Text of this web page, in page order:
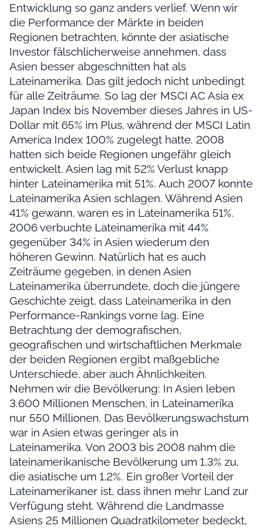
Entwicklung so ganz anders verlief. Wenn wir
die Performance der Märkte in beiden
Regionen betrachten, könnte der asiatische
Investor fälschlicherweise annehmen, dass
Asien besser abgeschnitten hat als
Lateinamerika. Das gilt jedoch nicht unbedingt
für alle Zeiträume. So lag der MSCI AC Asia ex
Japan Index bis November dieses Jahres in US-
Dollar mit 65% im Plus, während der MSCI Latin
America Index 100% zugelegt hatte. 2008
hatten sich beide Regionen ungefähr gleich
entwickelt. Asien lag mit 52% Verlust knapp
hinter Lateinamerika mit 51%. Auch 2007 konnte
Lateinamerika Asien schlagen. Während Asien
41% gewann, waren es in Lateinamerika 51%.
2006 verbuchte Lateinamerika mit 44%
gegenüber 34% in Asien wiederum den
höheren Gewinn. Natürlich hat es auch
Zeiträume gegeben, in denen Asien
Lateinamerika überrundete, doch die jüngere
Geschichte zeigt, dass Lateinamerika in den
Performance-Rankings vorne lag. Eine
Betrachtung der demografischen,
geografischen und wirtschaftlichen Merkmale
der beiden Regionen ergibt maßgebliche
Unterschiede, aber auch Ähnlichkeiten.
Nehmen wir die Bevölkerung: In Asien leben
3.600 Millionen Menschen, in Lateinamerika
nur 550 Millionen. Das Bevölkerungswachstum
war in Asien etwas geringer als in
Lateinamerika. Von 2003 bis 2008 nahm die
lateinamerikanische Bevölkerung um 1,3% zu,
die asiatische um 1,2%. Ein großer Vorteil der
Lateinamerikaner ist, dass ihnen mehr Land zur
Verfügung steht. Während die Landmasse
Asiens 25 Millionen Quadratkilometer bedeckt,